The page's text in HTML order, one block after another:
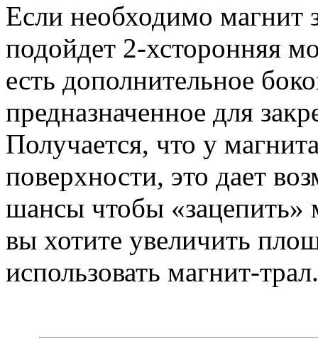
Если необходимо магнит
подойдет 2-хсторонняя
есть дополнительное
предназначенное для
Получается, что у
поверхности, это дает
шансы чтобы «зацепить»
вы хотите увеличить
использовать магнит-трал.